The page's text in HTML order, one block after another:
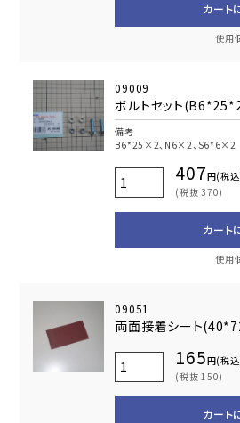
カート
使用
09009
ボルトセット
備考
B6*25×2、N6×2、S6*6×2
407円(税
(税抜 370)
カート
使用
09051
両面接着シート
165円(税
(税抜 150)
カート